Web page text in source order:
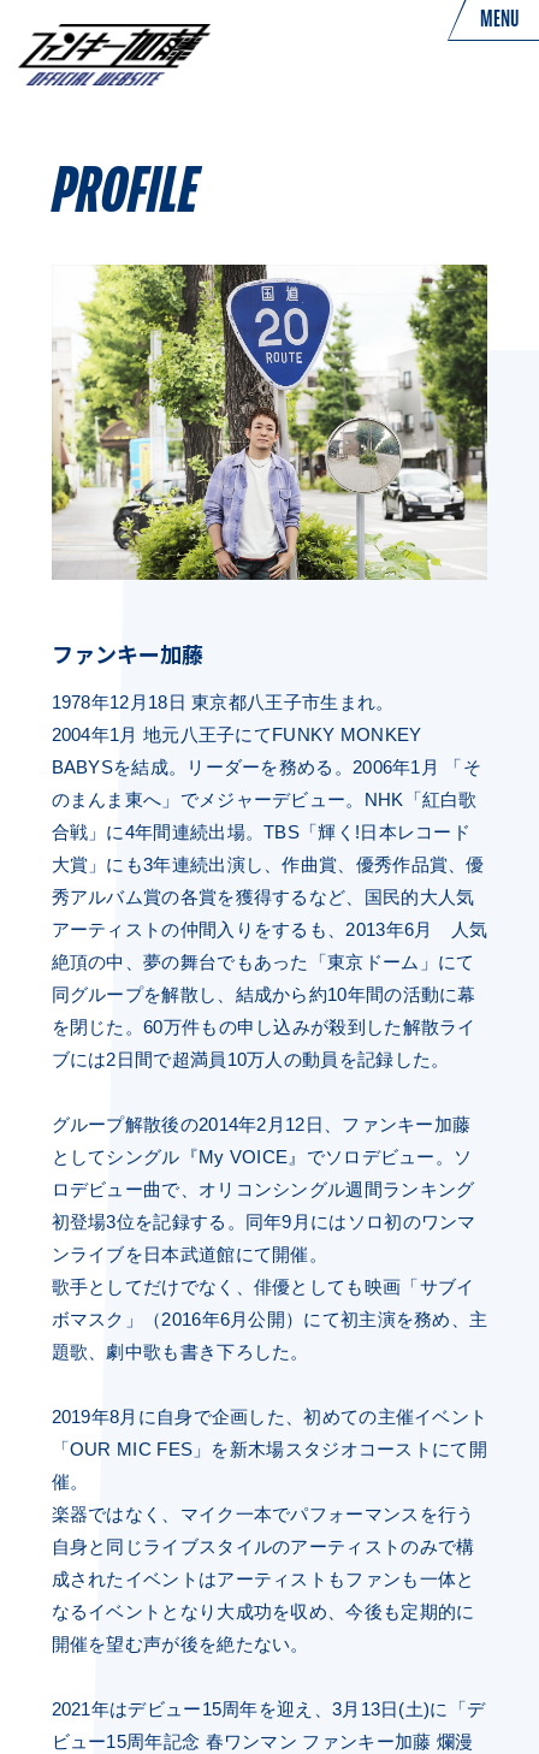
MENU
PROFILE
ファンキー加藤
1978年12月18日 東京都八王子市生まれ。
2004年1月 地元八王子にてFUNKY MONKEY
BABYSを結成。リーダーを務める。2006年1月 「そ
のまんま東へ」でメジャーデビュー。NHK「紅白歌
合戦」に4年間連続出場。TBS「輝く!日本レコード
大賞」にも3年連続出演し、作曲賞、優秀作品賞、優
秀アルバム賞の各賞を獲得するなど、国民的大人気
アーティストの仲間入りをするも、2013年6月 人気
絶頂の中、夢の舞台でもあった「東京ドーム」にて
同グループを解散し、結成から約10年間の活動に幕
を閉じた。60万件もの申し込みが殺到した解散ライ
ブには2日間で超満員10万人の動員を記録した。
グループ解散後の2014年2月12日、ファンキー加藤
としてシングル『My VOICE』でソロデビュー。ソ
ロデビュー曲で、オリコンシングル週間ランキング
初登場3位を記録する。同年9月にはソロ初のワンマ
ンライブを日本武道館にて開催。
歌手としてだけでなく、俳優としても映画「サブイ
ボマスク」（2016年6月公開）にて初主演を務め、主
題歌、劇中歌も書き下ろした。
2019年8月に自身で企画した、初めての主催イベント
「OUR MIC FES」を新木場スタジオコーストにて開
催。
楽器ではなく、マイク一本でパフォーマンスを行う
自身と同じライブスタイルのアーティストのみで構
成されたイベントはアーティストもファンも一体と
なるイベントとなり大成功を収め、今後も定期的に
開催を望む声が後を絶たない。
2021年はデビュー15周年を迎え、3月13日(土)に「デ
ビュー15周年記念 春ワンマン ファンキー加藤 爛漫